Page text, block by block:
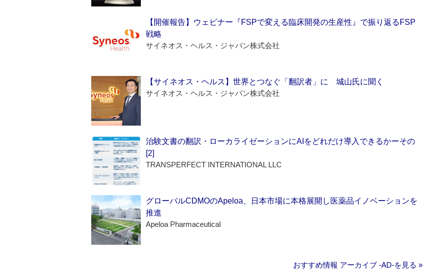
【開催報告】ウェビナー『FSPで変える臨床開発の生産性』で振り返るFSP
戦略
サイネオス・ヘルス・ジャパン株式会社
【サイネオス・ヘルス】世界とつなぐ「翻訳者」に 城山氏に聞く
サイネオス・ヘルス・ジャパン株式会社
治験文書の翻訳・ローカライゼーションにAIをどれだけ導入できるかーその
[2]
TRANSPERFECT INTERNATIONAL LLC
グローバルCDMOのApeloa、日本市場に本格展開し医薬品イノベーションを
推進
Apeloa Pharmaceutical
おすすめ情報 アーカイブ ‐AD‐を見る »